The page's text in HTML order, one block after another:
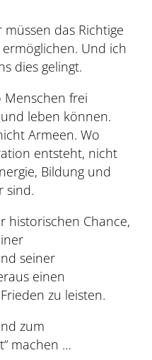
das Richtige
Und ich
dies gelingt.
frei
leben können.
Armeen. Wo
entsteht, nicht
Bildung und
sind.
historischen Chance,
seiner
einen
zu leisten.
zum
machen …